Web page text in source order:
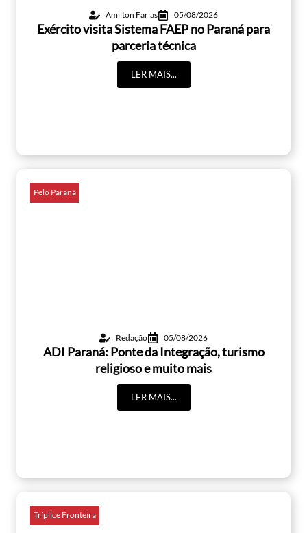
Amilton Farias 05/08/2026
Exército visita Sistema FAEP no Paraná para
parceria técnica
LER MAIS...
Pelo Paraná
Redação 05/08/2026
ADI Paraná: Ponte da Integração, turismo
religioso e muito mais
LER MAIS...
Tríplice Fronteira